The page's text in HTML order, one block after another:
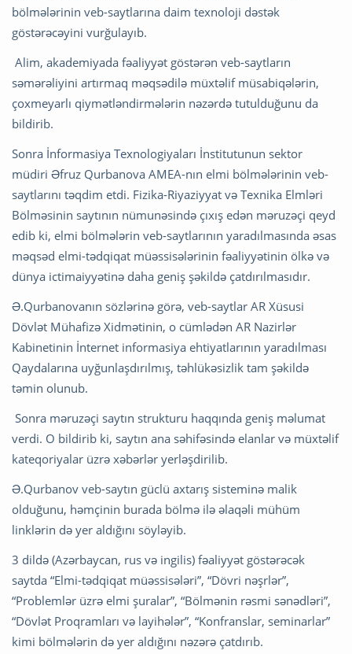
bölmələrinin veb-saytlarına daim texnoloji dəstək
göstərəcəyini vurğulayıb.
Alim, akademiyada fəaliyyət göstərən veb-saytların
səmərəliyini artırmaq məqsədilə müxtəlif müsabiqələrin,
çoxmeyarlı qiymətləndirmələrin nəzərdə tutulduğunu da
bildirib.
Sonra İnformasiya Texnologiyaları İnstitutunun sektor
müdiri Əfruz Qurbanova AMEA-nın elmi bölmələrinin veb-
saytlarını təqdim etdi. Fizika-Riyaziyyat və Texnika Elmləri
Bölməsinin saytının nümunəsində çıxış edən məruzəçi qeyd
edib ki, elmi bölmələrin veb-saytlarının yaradılmasında əsas
məqsəd elmi-tədqiqat müəssisələrinin fəaliyyətinin ölkə və
dünya ictimaiyyətinə daha geniş şəkildə çatdırılmasıdır.
Ə.Qurbanovanın sözlərinə görə, veb-saytlar AR Xüsusi
Dövlət Mühafizə Xidmətinin, o cümlədən AR Nazirlər
Kabinetinin İnternet informasiya ehtiyatlarının yaradılması
Qaydalarına uyğunlaşdırılmış, təhlükəsizlik tam şəkildə
təmin olunub.
Sonra məruzəçi saytın strukturu haqqında geniş məlumat
verdi. O bildirib ki, saytın ana səhifəsində elanlar və müxtəlif
kateqoriyalar üzrə xəbərlər yerləşdirilib.
Ə.Qurbanov veb-saytın güclü axtarış sisteminə malik
olduğunu, həmçinin burada bölmə ilə əlaqəli mühüm
linklərin də yer aldığını söyləyib.
3 dildə (Azərbaycan, rus və ingilis) fəaliyyət göstərəcək
saytda “Elmi-tədqiqat müəssisələri”, “Dövri nəşrlər”,
“Problemlər üzrə elmi şuralar”, “Bölmənin rəsmi sənədləri”,
“Dövlət Proqramları və layihələr”, “Konfranslar, seminarlar”
kimi bölmələrin də yer aldığını nəzərə çatdırıb.